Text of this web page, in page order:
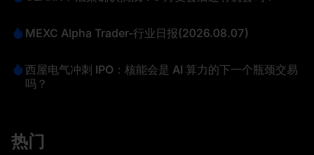
MEXC Alpha Trader-行业日报(2026.08.07)
西屋电气冲刺 IPO：核能会是 AI 算力的下一个瓶颈交易
吗？
热门